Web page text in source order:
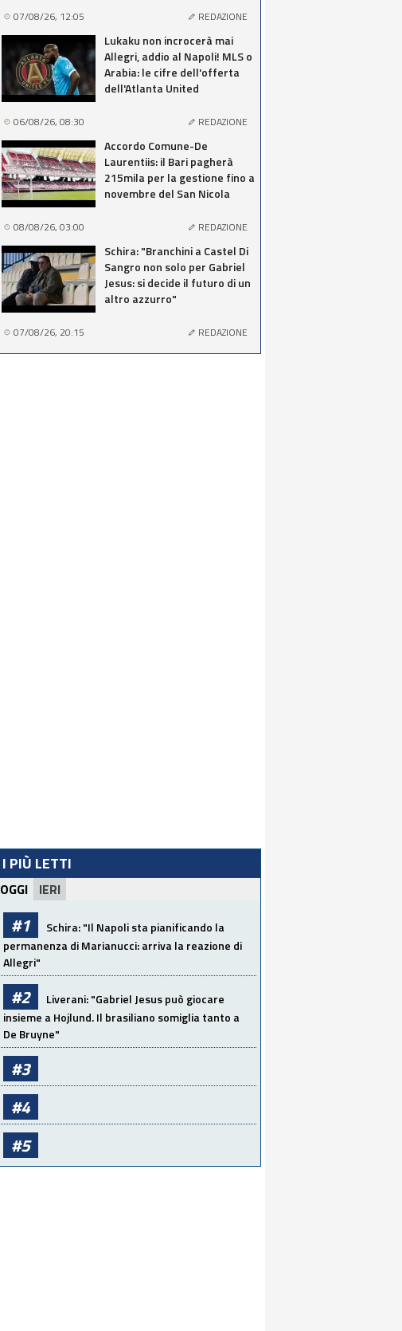
07/08/26, 12:05 REDAZIONE
Lukaku non incrocerà mai
Allegri, addio al Napoli! MLS o
Arabia: le cifre dell'offerta
dell'Atlanta United
06/08/26, 08:30 REDAZIONE
Accordo Comune-De
Laurentiis: il Bari pagherà
215mila per la gestione fino a
novembre del San Nicola
08/08/26, 03:00 REDAZIONE
Schira: "Branchini a Castel Di
Sangro non solo per Gabriel
Jesus: si decide il futuro di un
altro azzurro"
07/08/26, 20:15 REDAZIONE
I PIÙ LETTI
OGGI IERI
#1
Schira: "Il Napoli sta pianificando la
permanenza di Marianucci: arriva la reazione di
Allegri"
#2
Liverani: "Gabriel Jesus può giocare
insieme a Hojlund. Il brasiliano somiglia tanto a
De Bruyne"
#3
#4
#5